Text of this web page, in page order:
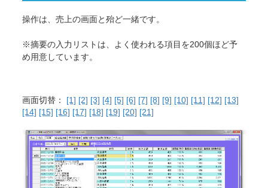
操作は、売上の画面と殆ど一緒です。
※摘要の入力リストは、よく使われる項目を200個ほど予
め用意しています。
画面切替： [1] [2] [3] [4] [5] [6] [7] [8] [9] [10] [11] [12] [13]
[14] [15] [16] [17] [18] [19] [20] [21]